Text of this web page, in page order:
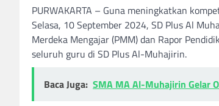
PURWAKARTA – Guna meningkatkan
Selasa, 10 September 2024, SD Plus Al
Merdeka Mengajar (PMM) dan Rapor
seluruh guru di SD Plus Al-Muhajirin.
Baca Juga: SMA MA Al-Muhajirin Gelar